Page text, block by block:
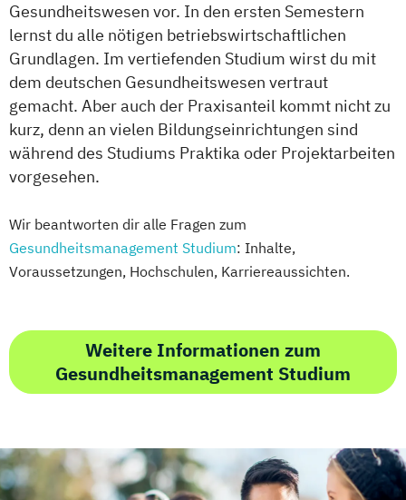
Gesundheitswesen vor. In den ersten Semestern
lernst du alle nötigen betriebswirtschaftlichen
Grundlagen. Im vertiefenden Studium wirst du mit
dem deutschen Gesundheitswesen vertraut
gemacht. Aber auch der Praxisanteil kommt nicht zu
kurz, denn an vielen Bildungseinrichtungen sind
während des Studiums Praktika oder Projektarbeiten
vorgesehen.
Wir beantworten dir alle Fragen zum
Gesundheitsmanagement Studium: Inhalte,
Voraussetzungen, Hochschulen, Karriereaussichten.
Weitere Informationen zum
Gesundheitsmanagement Studium